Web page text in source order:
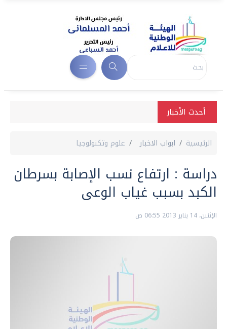
أحدث الأخبار
الرئيسية ابواب الاخبار علوم وتكنولوجيا
دراسة : ارتفاع نسب الإصابة بسرطان
الكبد بسبب غياب الوعى
الإثنين، 14 يناير 2013 06:55 ص